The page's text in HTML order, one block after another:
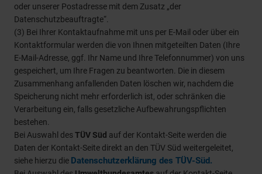
oder unserer Postadresse mit dem Zusatz „der
Datenschutzbeauftragte“.
(3) Bei Ihrer Kontaktaufnahme mit uns per E-Mail oder über ein
Kontaktformular werden die von Ihnen mitgeteilten Daten (Ihre
E-Mail-Adresse, ggf. Ihr Name und Ihre Telefonnummer) von uns
gespeichert, um Ihre Fragen zu beantworten. Die in diesem
Zusammenhang anfallenden Daten löschen wir, nachdem die
Speicherung nicht mehr erforderlich ist, oder schränken die
Verarbeitung ein, falls gesetzliche Aufbewahrungspflichten
bestehen.
Bei Auswahl desTÜV Süd auf der Kontakt-Seite werden die
Daten der Kontakt-Seite direkt an den TÜV Süd weitergeleitet,
siehe hierzu die Datenschutzerklärung des TÜV-Süd.